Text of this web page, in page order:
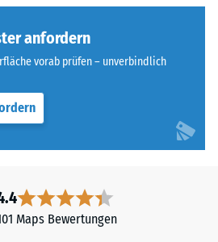
anfordern
vorab prüfen – unverbindlich
Maps Bewertungen